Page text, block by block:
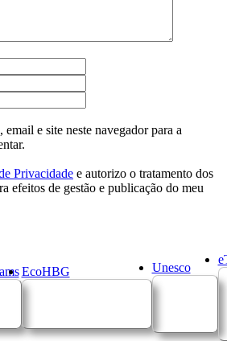
e site neste navegador para a
Privacidade e autorizo o tratamento dos
efeitos de gestão e publicação do meu
EcoHBG Unesco